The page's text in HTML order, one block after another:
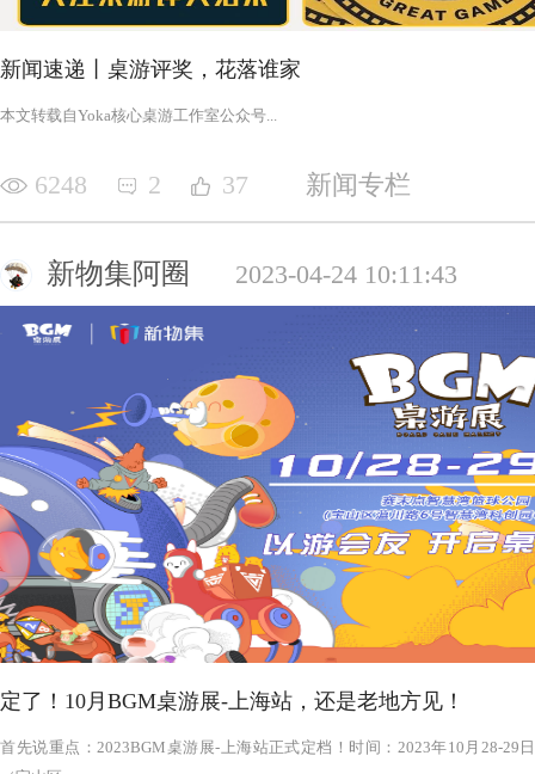
新闻速递丨桌游评奖，花落谁家
‍‍‍‍‍‍‍‍‍‍‍‍‍‍‍‍‍‍‍‍本文转载自Yoka核心桌游工作室公众号‍‍‍...
6248 2 37 新闻专栏
新物集阿圈 2023-04-24 10:11:43
定了！10月BGM桌游展-上海站，还是老地方见！
首先说重点：2023BGM桌游展-上海站正式定档！时间：2023年10月28-29